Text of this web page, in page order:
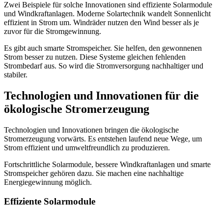
Zwei Beispiele für solche Innovationen sind effiziente Solarmodule
und Windkraftanlagen. Moderne Solartechnik wandelt Sonnenlicht
effizient in Strom um. Windräder nutzen den Wind besser als je
zuvor für die Stromgewinnung.
Es gibt auch smarte Stromspeicher. Sie helfen, den gewonnenen
Strom besser zu nutzen. Diese Systeme gleichen fehlenden
Strombedarf aus. So wird die Stromversorgung nachhaltiger und
stabiler.
Technologien und Innovationen für die
ökologische Stromerzeugung
Technologien und Innovationen bringen die ökologische
Stromerzeugung vorwärts. Es entstehen laufend neue Wege, um
Strom effizient und umweltfreundlich zu produzieren.
Fortschrittliche Solarmodule, bessere Windkraftanlagen und smarte
Stromspeicher gehören dazu. Sie machen eine nachhaltige
Energiegewinnung möglich.
Effiziente Solarmodule